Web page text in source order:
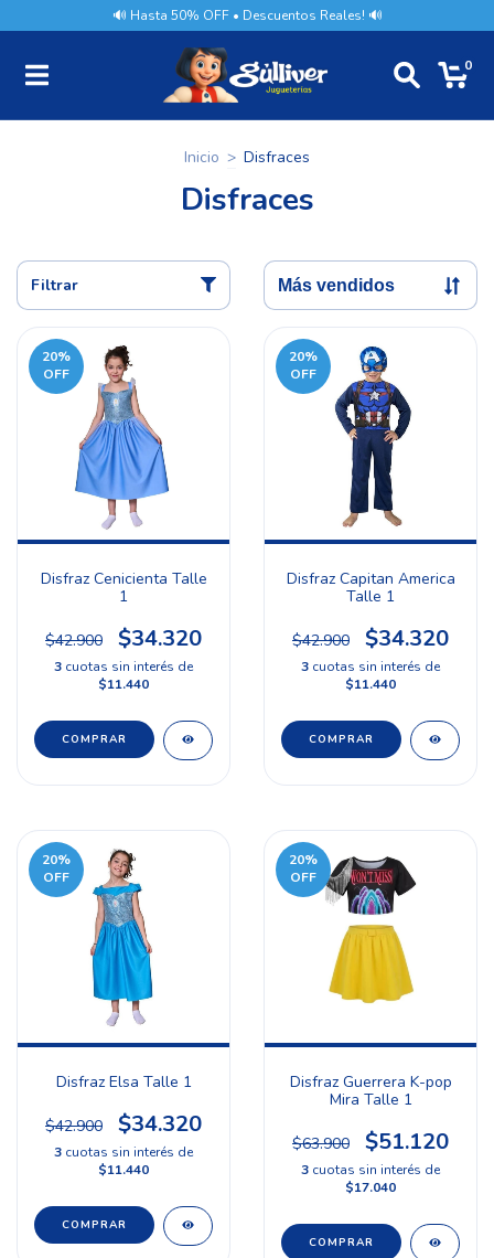
🔊 Hasta 50% OFF • Descuentos Reales! 🔊
0
Inicio > Disfraces
Disfraces
Filtrar
20%
OFF
Disfraz Cenicienta Talle
1
$42.900 $34.320
3 cuotas sin interés de
$11.440
20%
OFF
Disfraz Capitan America
Talle 1
$42.900 $34.320
3 cuotas sin interés de
$11.440
20%
OFF
Disfraz Elsa Talle 1
$42.900 $34.320
3 cuotas sin interés de
$11.440
20%
OFF
Disfraz Guerrera K-pop
Mira Talle 1
$63.900 $51.120
3 cuotas sin interés de
$17.040